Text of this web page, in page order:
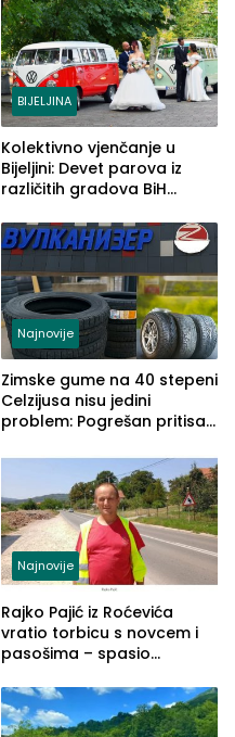
BIJELJINA
Kolektivno vjenčanje u
Bijeljini: Devet parova iz
različitih gradova BiH
Najnovije
Zimske gume na 40 stepeni
Celzijusa nisu jedini
problem: Pogrešan pritisak
Najnovije
Rajko Pajić iz Roćevića
vratio torbicu s novcem i
pasošima – spasio
Grčkoj